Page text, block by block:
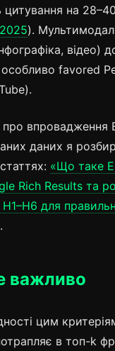
цитування на
).
відео)
особливо favored
про впровадження
даних я
«Що таке
Rich Results та
для
.
важливо
цим
в топ-k